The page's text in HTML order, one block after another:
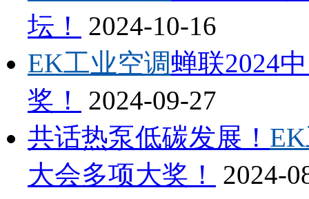
坛！
2024-10-16
EK工业空调蝉联2024
奖！
2024-09-27
共话热泵低碳发展！
大会多项大奖！
2024-